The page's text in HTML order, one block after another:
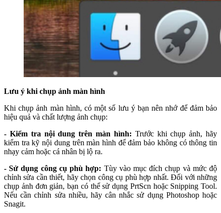
Lưu ý khi chụp ảnh màn hình
Khi chụp ảnh màn hình, có một số lưu ý bạn nên nhớ để đảm bảo
hiệu quả và chất lượng ảnh chụp:
- Kiểm tra nội dung trên màn hình: Trước khi chụp ảnh, hãy
kiểm tra kỹ nội dung trên màn hình để đảm bảo không có thông tin
nhạy cảm hoặc cá nhân bị lộ ra.
- Sử dụng công cụ phù hợp: Tùy vào mục đích chụp và mức độ
chỉnh sửa cần thiết, hãy chọn công cụ phù hợp nhất. Đối với những
chụp ảnh đơn giản, bạn có thể sử dụng PrtScn hoặc Snipping Tool.
Nếu cần chỉnh sửa nhiều, hãy cân nhắc sử dụng Photoshop hoặc
Snagit.